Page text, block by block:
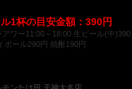
1杯の目安金額：390円
アワー11:00～18:00 生ビール(中)390
ボール290円 焼酎190円